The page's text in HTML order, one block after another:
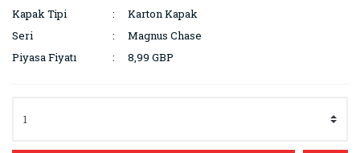
Kapak Tipi
Karton Kapak
Seri
Magnus Chase
Piyasa Fiyatı
8,99 GBP